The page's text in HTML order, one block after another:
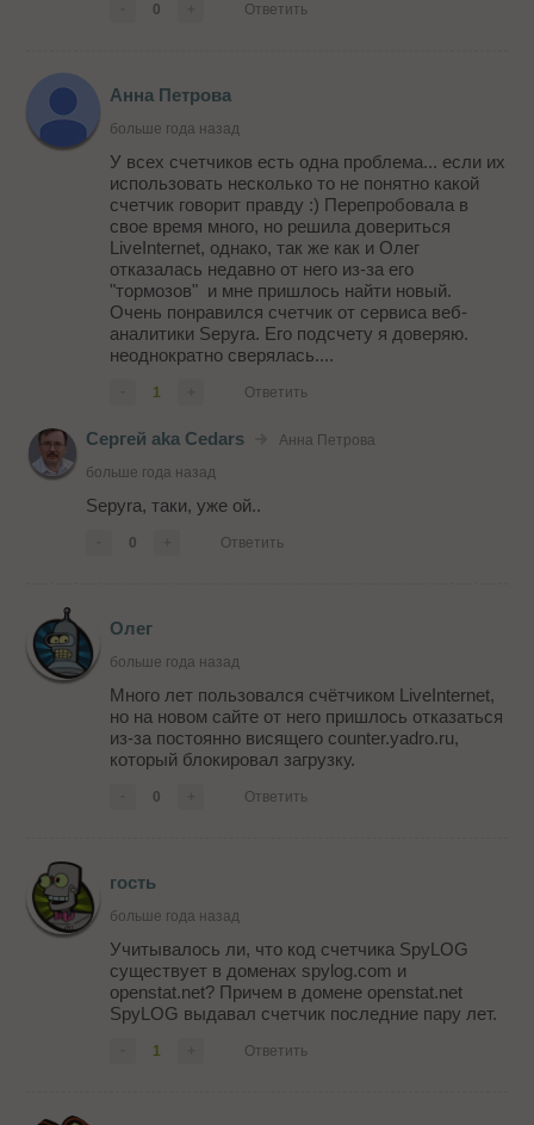
0 Ответить
Анна Петрова
больше года назад
У всех счетчиков есть одна проблема... если их
использовать несколько то не понятно какой
счетчик говорит правду :) Перепробовала в
свое время много, но решила довериться
LiveInternet, однако, так же как и Олег
отказалась недавно от него из-за его
"тормозов" и мне пришлось найти новый.
Очень понравился счетчик от сервиса веб-
аналитики Sepyra. Его подсчету я доверяю.
неоднократно сверялась....
1 Ответить
Сергей aka Cedars
Анна Петрова
больше года назад
Sepyra, таки, уже ой..
0 Ответить
Олег
больше года назад
Много лет пользовался счётчиком LiveInternet,
но на новом сайте от него пришлось отказаться
из-за постоянно висящего counter.yadro.ru,
который блокировал загрузку.
0 Ответить
гость
больше года назад
Учитывалось ли, что код счетчика SpyLOG
существует в доменах spylog.com и
openstat.net? Причем в домене openstat.net
SpyLOG выдавал счетчик последние пару лет.
1 Ответить